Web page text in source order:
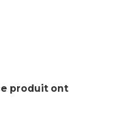
produit ont